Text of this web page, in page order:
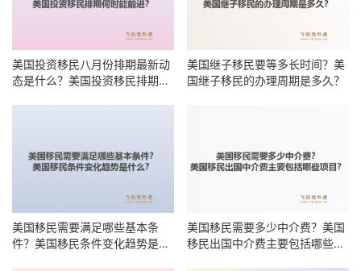
美国投资移民八月份排期最新动
态是什么？美国投资移民排期何
美国继子移民要等多长时间？美
国继子移民的办理周期是多久？
美国移民需要满足哪些基本条
件？美国移民条件变化趋势是什
美国移民需要多少中介费？美国
移民出国中介费主要包括哪些项